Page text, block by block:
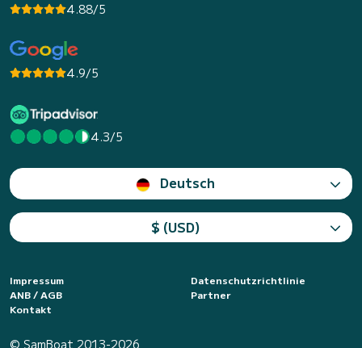
4.88/5
4.9/5
4.3/5
Deutsch
$ (USD)
Impressum
Datenschutzrichtlinie
ANB / AGB
Partner
Kontakt
© SamBoat 2013-2026